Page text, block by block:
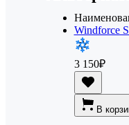
Windforce
3 150₽
В